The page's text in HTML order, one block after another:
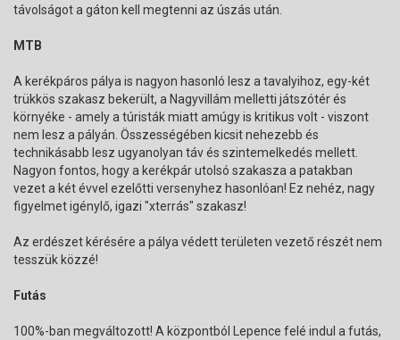
távolságot a gáton kell megtenni az úszás után.
MTB
A kerékpáros pálya is nagyon hasonló lesz a tavalyihoz, egy-két
trükkös szakasz bekerült, a Nagyvillám melletti játszótér és
környéke - amely a túristák miatt amúgy is kritikus volt - viszont
nem lesz a pályán. Összességében kicsit nehezebb és
technikásabb lesz ugyanolyan táv és szintemelkedés mellett.
Nagyon fontos, hogy a kerékpár utolsó szakasza a patakban
vezet a két évvel ezelőtti versenyhez hasonlóan! Ez nehéz, nagy
figyelmet igénylő, igazi "xterrás" szakasz!
Az erdészet kérésére a pálya védett területen vezető részét nem
tesszük közzé!
Futás
100%-ban megváltozott! A központból Lepence felé indul a futás,